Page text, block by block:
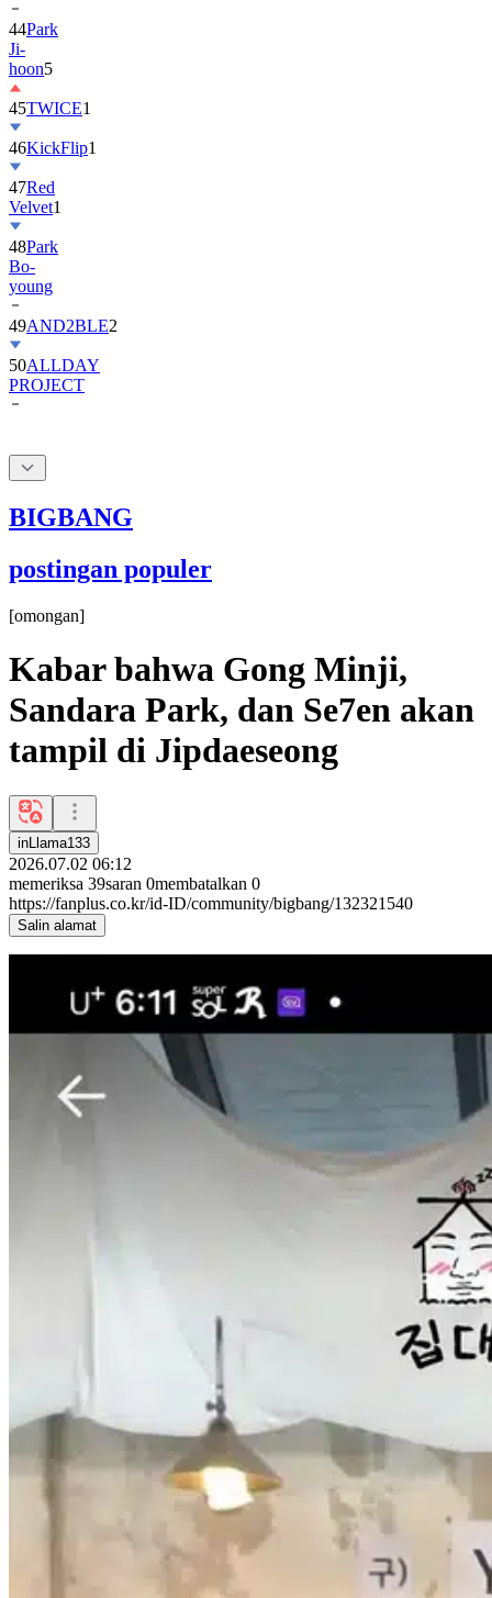
44Park
Ji-
hoon5
45TWICE1
46KickFlip1
47Red
Velvet1
48Park
Bo-
young
49AND2BLE2
50ALLDAY
PROJECT
BIGBANG
postingan populer
[omongan]
Kabar bahwa Gong Minji,
Sandara Park, dan Se7en akan
tampil di Jipdaeseong
inLlama133
2026.07.02 06:12
memeriksa 39saran 0membatalkan 0
https://fanplus.co.kr/id-ID/community/bigbang/132321540
Salin alamat